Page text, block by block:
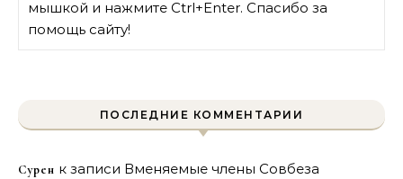
мышкой и нажмите Ctrl+Enter. Спасибо за
помощь сайту!
ПОСЛЕДНИЕ КОММЕНТАРИИ
Сурен к записи Вменяемые члены Совбеза